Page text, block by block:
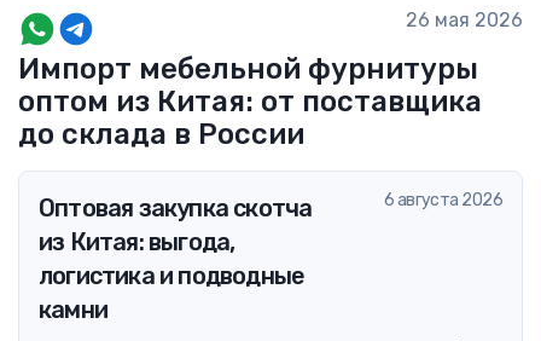
Импорт мебельной фурнитуры
оптом из Китая: от поставщика
до склада в России
26 мая 2026
Оптовая закупка скотча
из Китая: выгода,
логистика и подводные
камни
6 августа 2026